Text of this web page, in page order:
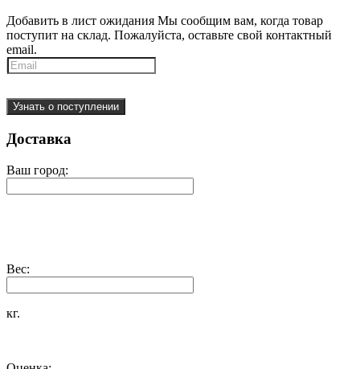
Добавить в лист ожидания Мы сообщим вам, когда товар
поступит на склад. Пожалуйста, оставьте свой контактный
email.
Узнать о поступлении
Доставка
Ваш город:
Вес:
кг.